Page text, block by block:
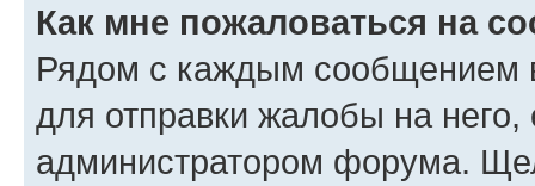
Как мне пожаловаться на
Рядом с каждым сообщением
для отправки жалобы на
администратором форума.